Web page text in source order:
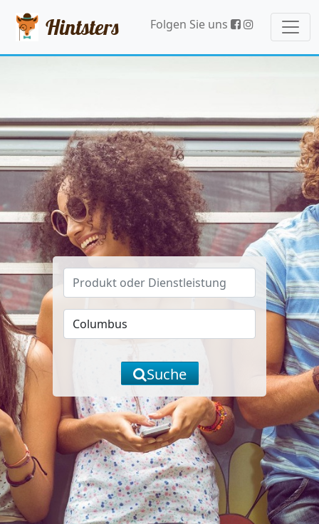
Hintsters Folgen Sie uns
Suche